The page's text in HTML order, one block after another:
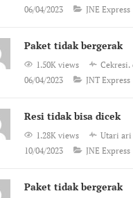
06/04/2023
JNE Express
Paket tidak bergerak
1.50K views Cekresi.
06/04/2023
JNT Express
Resi tidak bisa dicek
1.28K views Utari
10/04/2023
JNE Express
Paket tidak bergerak